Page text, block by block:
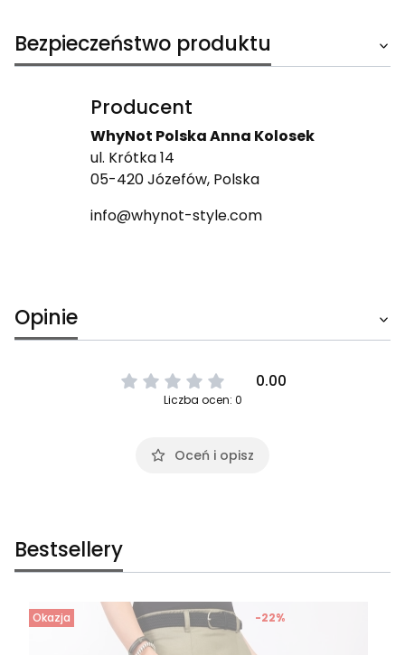
Bezpieczeństwo produktu
Producent
WhyNot Polska Anna Kolosek
ul. Krótka 14
05-420 Józefów, Polska
info@whynot-style.com
Opinie
0.00
Liczba ocen: 0
Oceń i opisz
Bestsellery
Okazja -22%